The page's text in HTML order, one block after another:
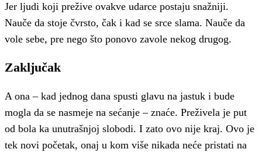
Jer ljudi koji prežive ovakve udarce postaju snažniji.
Nauče da stoje čvrsto, čak i kad se srce slama. Nauče da
vole sebe, pre nego što ponovo zavole nekog drugog.
Zaključak
A ona – kad jednog dana spusti glavu na jastuk i bude
mogla da se nasmeje na sećanje – znaće. Preživela je put
od bola ka unutrašnjoj slobodi. I zato ovo nije kraj. Ovo je
tek novi početak, onaj u kom više nikada neće pristati na